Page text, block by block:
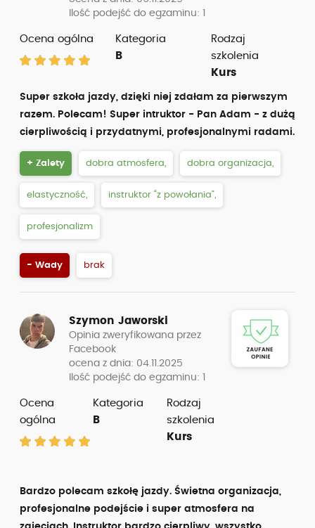
Ilość podejść do egzaminu: 1
Ocena ogólna
Kategoria
B
Rodzaj
szkolenia
Kurs
Super szkoła jazdy, dzięki niej zdałam za pierwszym
razem. Polecam! Super intruktor - Pan Adam - z dużą
cierpliwością i przydatnymi, profesjonalnymi radami.
+ Zalety dobra atmosfera, dobra organizacja,
elastyczność, instruktor “z powołania”,
profesjonalizm
- Wady brak
Szymon Jaworski
Opinia zweryfikowana przez
Facebook
ocena z dnia: 04.11.2025
Ilość podejść do egzaminu: 1
Ocena
ogólna
Kategoria
B
Rodzaj
szkolenia
Kurs
Bardzo polecam szkołę jazdy. Świetna organizacja,
profesjonalne podejście i super atmosfera na